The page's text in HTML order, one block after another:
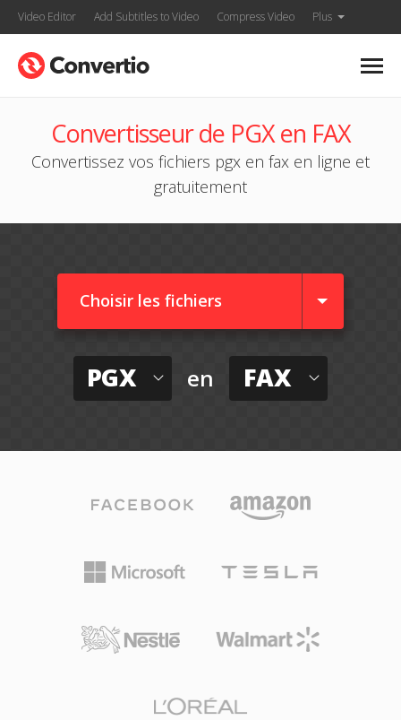
Video Editor Add Subtitles to Video Compress Video Plus
Convertisseur de PGX en FAX
Convertissez vos fichiers pgx en fax en ligne et
gratuitement
Choisir les fichiers
PGX en FAX